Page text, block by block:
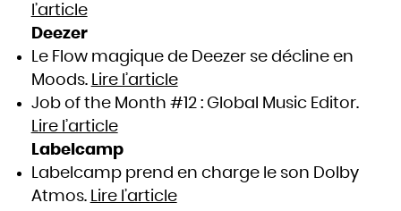
l’article
Deezer
Le Flow magique de Deezer se décline en
Moods. Lire l’article
Job of the Month #12 : Global Music Editor.
Lire l’article
Labelcamp
Labelcamp prend en charge le son Dolby
Atmos. Lire l’article